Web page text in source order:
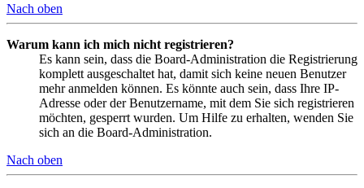
Nach oben
Warum kann ich mich nicht registrieren?
Es kann sein, dass die Board-Administration die Registrierung
komplett ausgeschaltet hat, damit sich keine neuen Benutzer
mehr anmelden können. Es könnte auch sein, dass Ihre IP-
Adresse oder der Benutzername, mit dem Sie sich registrieren
möchten, gesperrt wurden. Um Hilfe zu erhalten, wenden Sie
sich an die Board-Administration.
Nach oben